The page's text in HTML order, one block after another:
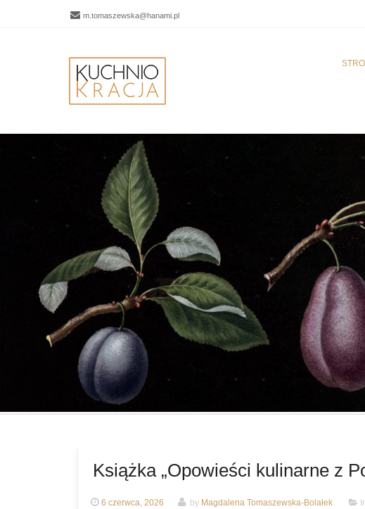
m.tomaszewska@hanami.pl
SKIP TO CONTENT
Książka „Opowieści kulinarne z
6 czerwca, 2026 by Magdalena Tomaszewska-Bolałek